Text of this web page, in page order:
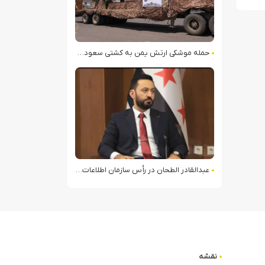
حمله موشکی ارتش یمن به کشتی سعودی در شمال دریای سرخ
عبدالقادر الطحان در رأس سازمان اطلاعات سوریه؛ گمانه‌زنی‌ها درباره اختلافات در ساختار امنیتی
نقشه